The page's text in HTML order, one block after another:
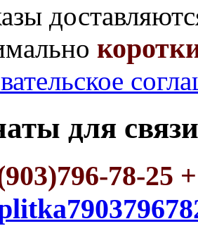
для
78-25